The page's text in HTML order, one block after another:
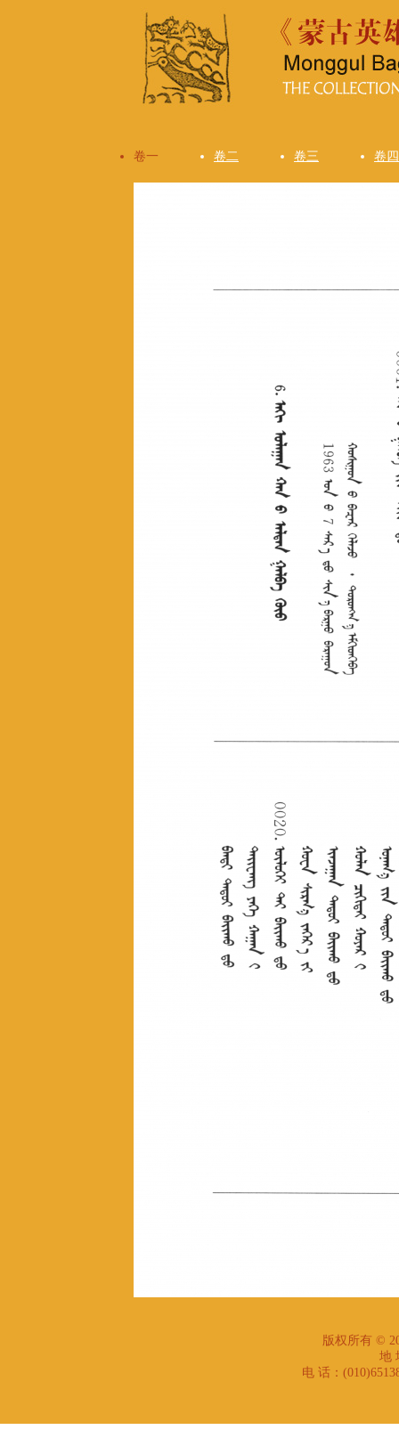
卷一 卷二 卷三 卷四
版权所有 ©
地
电 话：